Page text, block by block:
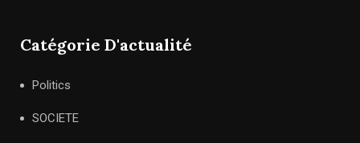
Catégorie D'actualité
Politics
SOCIETE